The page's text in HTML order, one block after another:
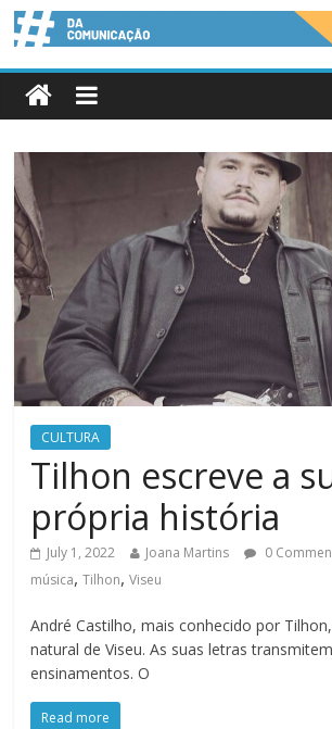
CULTURA
Tilhon escreve a
própria história
July 1, 2022 Joana Martins 0
música,Tilhon,Viseu
André Castilho, mais conhecido por
natural de Viseu. As suas letras
ensinamentos. O
Read more